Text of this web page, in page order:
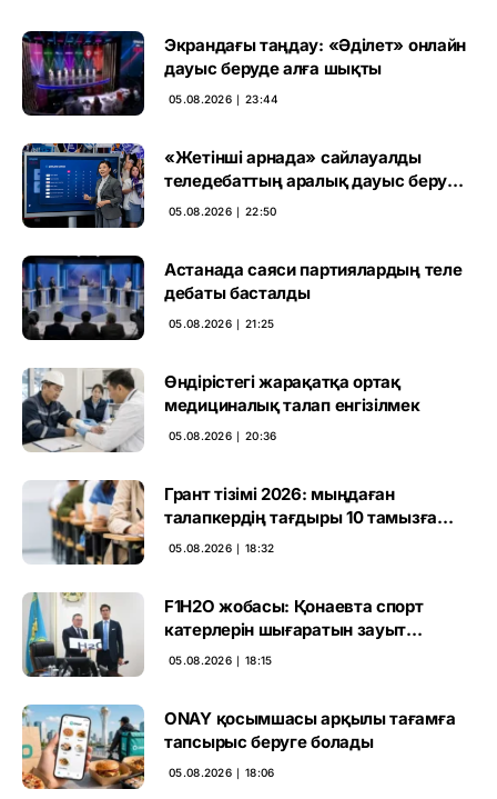
Экрандағы таңдау: «Әділет» онлайн
дауыс беруде алға шықты
05.08.2026 ∣ 23:44
«Жетінші арнада» сайлауалды
теледебаттың аралық дауыс беру
нәтижесі жарияланды
05.08.2026 ∣ 22:50
Астанада саяси партиялардың теле
дебаты басталды
05.08.2026 ∣ 21:25
Өндірістегі жарақатқа ортақ
медициналық талап енгізілмек
05.08.2026 ∣ 20:36
Грант тізімі 2026: мыңдаған
талапкердің тағдыры 10 тамызға
дейін белгілі болады
05.08.2026 ∣ 18:32
F1H2O жобасы: Қонаевта спорт
катерлерін шығаратын зауыт
ашылмақ
05.08.2026 ∣ 18:15
ONAY қосымшасы арқылы тағамға
тапсырыс беруге болады
05.08.2026 ∣ 18:06